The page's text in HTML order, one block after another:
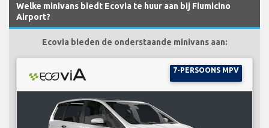
Welke minivans biedt Ecovia te huur aan bij Fiumicino
Airport?
Ecovia bieden de onderstaande minivans aan:
7-PERSOONS MPV